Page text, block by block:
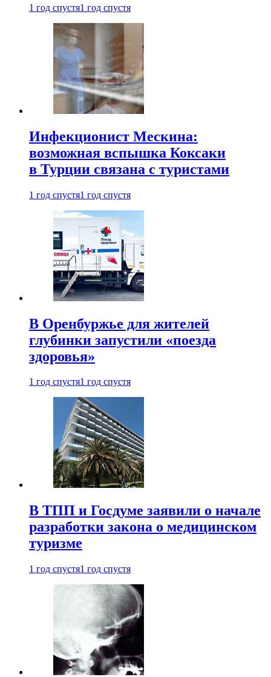
1 год спустя1 год спустя
Инфекционист Мескина:
возможная вспышка Коксаки
в Турции связана с туристами
1 год спустя1 год спустя
В Оренбуржье для жителей
глубинки запустили «поезда
здоровья»
1 год спустя1 год спустя
В ТПП и Госдуме заявили о начале
разработки закона о медицинском
туризме
1 год спустя1 год спустя